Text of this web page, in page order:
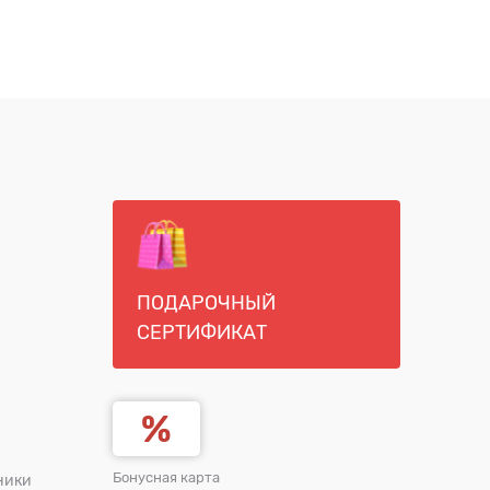
ПОДАРОЧНЫЙ
СЕРТИФИКАТ
Бонусная карта